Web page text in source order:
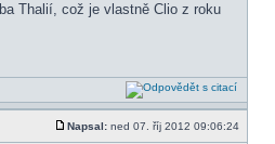
Thalií, což je vlastně Clio z roku
Napsal: ned 07. říj 2012 09:06:24